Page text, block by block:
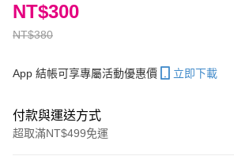
NT$380
NT$300
App 結帳可享專屬活動優惠價 立即下載
付款與運送方式
超取滿NT$499免運